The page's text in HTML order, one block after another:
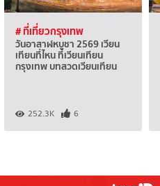
# ที่เที่ยวกรุงเทพ
วันอาสาฬหบูชา 2569 เวียน
เทียนที่ไหน ที่เวียนเทียน
กรุงเทพ บทสวดเวียนเทียน
252.3K 6